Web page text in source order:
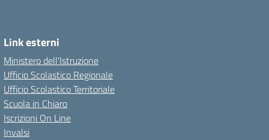
Link esterni
Ministero dell'Istruzione
Ufficio Scolastico Regionale
Ufficio Scolastico Territoriale
Scuola in Chiaro
Iscrizioni On Line
Invalsi